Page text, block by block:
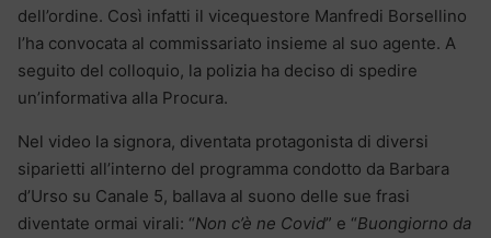
dell’ordine. Così infatti il vicequestore Manfredi Borsellino
l’ha convocata al commissariato insieme al suo agente. A
seguito del colloquio, la polizia ha deciso di spedire
un’informativa alla Procura.
Nel video la signora, diventata protagonista di diversi
siparietti all’interno del programma condotto da Barbara
d’Urso su Canale 5, ballava al suono delle sue frasi
diventate ormai virali: “Non c’è ne Covid” e “Buongiorno da